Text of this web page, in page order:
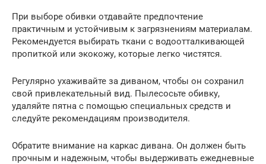
При выборе обивки отдавайте предпочтение
практичным и устойчивым к загрязнениям материалам.
Рекомендуется выбирать ткани с водоотталкивающей
пропиткой или экокожу, которые легко чистятся.
Регулярно ухаживайте за диваном, чтобы он сохранил
свой привлекательный вид. Пылесосьте обивку,
удаляйте пятна с помощью специальных средств и
следуйте рекомендациям производителя.
Обратите внимание на каркас дивана. Он должен быть
прочным и надежным, чтобы выдерживать ежедневные